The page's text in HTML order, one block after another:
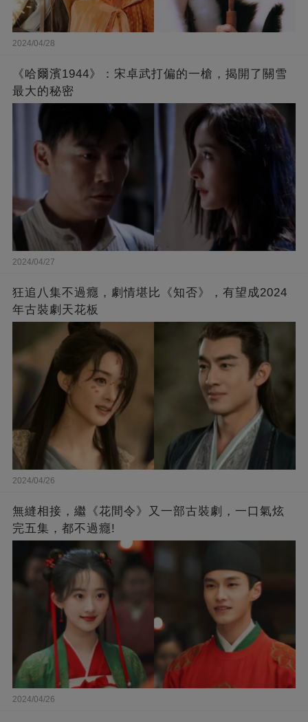
2024/04/28
《哈爾濱1944》：宋卓武打偏的一槍，揭開了關雪
最大的秘密
2024/04/27
狂追八集不過癮，劇情堪比《知否》，有望成2024
年古裝劇天花板
2024/04/26
無縫相接，繼《花間令》又一部古裝劇，一口氣炫
完五集，都不過癮!
2024/04/26